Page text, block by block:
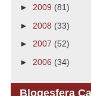
► 2009 (81)
► 2008 (33)
► 2007 (52)
► 2006 (34)
Blogesfera